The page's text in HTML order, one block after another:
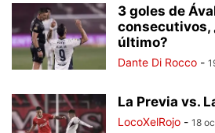
3 goles de
consecutivos,
último?
Dante Di Rocco -
La Previa vs.
LocoXelRojo - 18